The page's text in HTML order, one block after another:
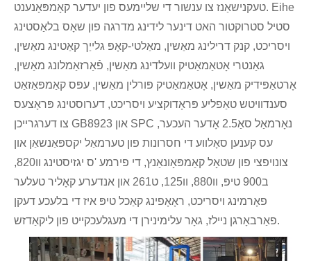
טעקנישאַנז צו ענשור די שליימעס פון יעדער קאָמפּאָנענט. Eihe
סטיל סטרוקטור האט דינער לידינג מדרגה פון שאָס בלאַסטינג
ויסריכט, קנק דרילינג מאַשין, מאַלטי-קאָפּ גלייַך קאַטינג מאַשין,
גאַנטרי אָטאַמאַטיק וועלדינג מאַשין, פֿאַרזאַמלונג מאַשין,
אָרטאַפּידיק מאַשין, אָטאַמאַטיק פּורלין מאַשין, עפּס קאַמפּאַזאַט
סענדוויטש טאַפליע פּראָדוקציע ויסריכט, דערוסטינג פּראָצעס
צו דערגרייכן GB8923 און SPC נאָרמאַל סאַ2.5 אָדער העכער,
עס קענען סאָלווע די חסרונות פון טערמאַל יקספּאַנשאַן און
צונויפצי פון שטאָל קאַמפּאָונאַנץ, די פירמע 'ס יגזיסטינג וו820,
ב900 טיפּ, וו880, וו125, ט261 און אנדערע קאָליר טעלער
פאָרמינג ויסריכט, ראָאָפינג קאַכל טיפּ איז די בלעכע דעקן
פאַרבאָרגן ניילז, גאָר עלימינירן די מעגלעכקייט פון ליקאַדזש.